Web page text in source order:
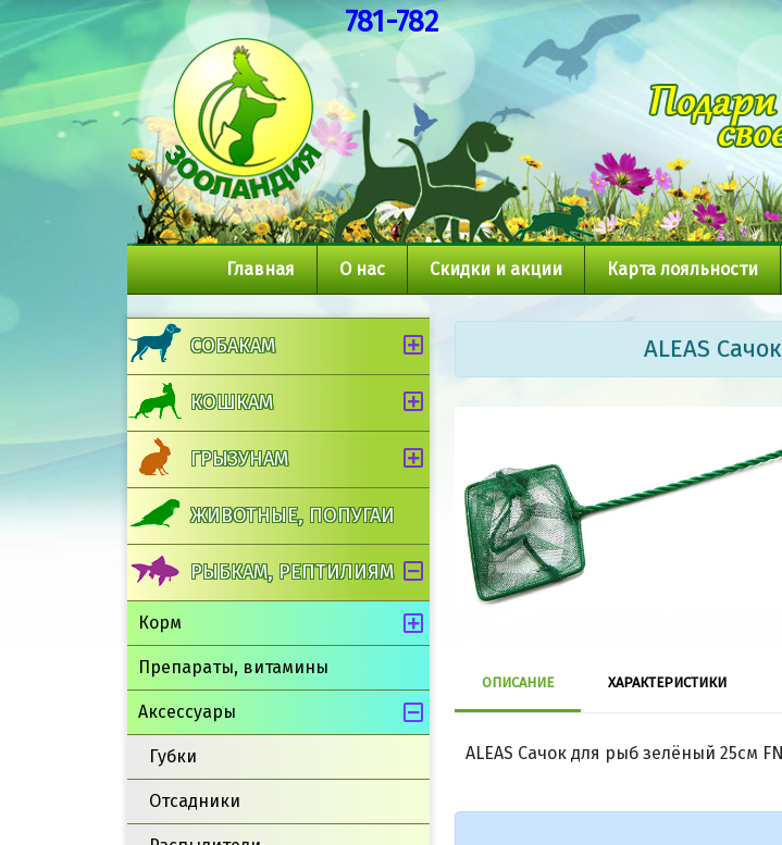
781-782
Главная О нас Скидки и акции Карта лояльности
СОБАКАМ
КОШКАМ
ГРЫЗУНАМ
ЖИВОТНЫЕ, ПОПУГАИ
РЫБКАМ, РЕПТИЛИЯМ
Корм
Препараты, витамины
Аксессуары
Губки
Отсадники
ALEAS
ОПИСАНИЕ ХАРАКТЕРИСТИКИ
ALEAS Сачок для рыб зелёный 25см